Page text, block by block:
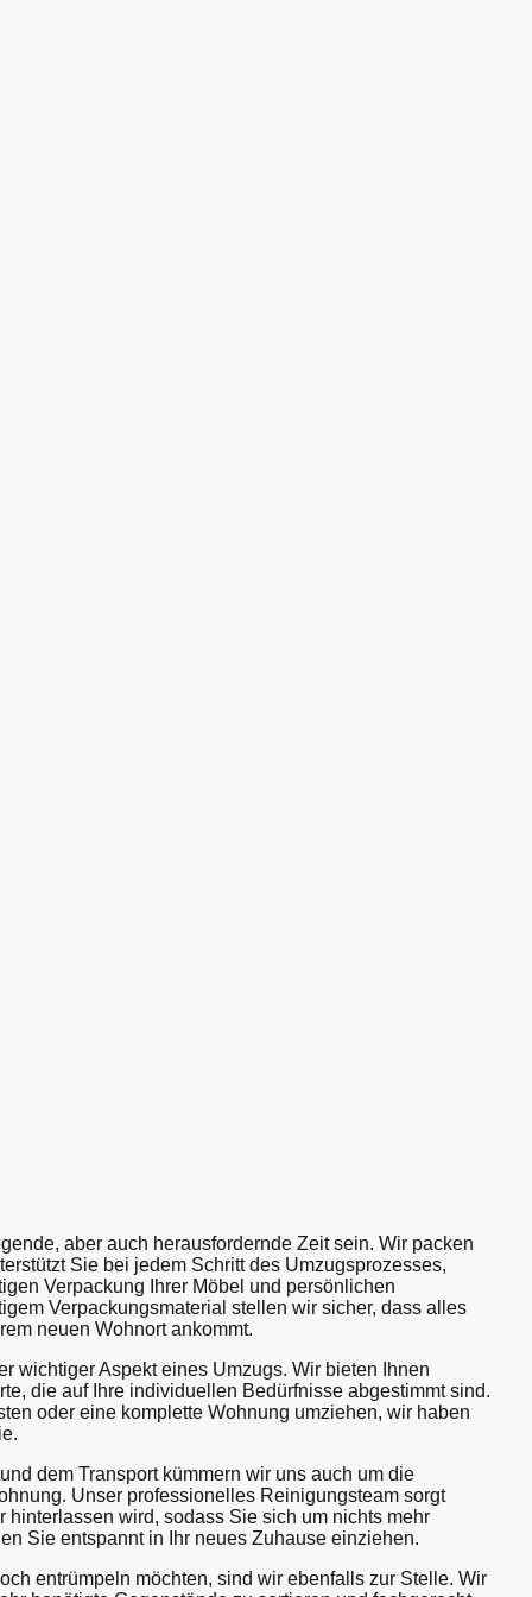
aber auch herausfordernde Zeit sein. Wir packen
Sie bei jedem Schritt des Umzugsprozesses,
Verpackung Ihrer Möbel und persönlichen
Verpackungsmaterial stellen wir sicher, dass alles
neuen Wohnort ankommt.
wichtiger Aspekt eines Umzugs. Wir bieten Ihnen
die auf Ihre individuellen Bedürfnisse abgestimmt sind.
oder eine komplette Wohnung umziehen, wir haben
dem Transport kümmern wir uns auch um die
Unser professionelles Reinigungsteam sorgt
hinterlassen wird, sodass Sie sich um nichts mehr
Sie entspannt in Ihr neues Zuhause einziehen.
entrümpeln möchten, sind wir ebenfalls zur Stelle. Wir